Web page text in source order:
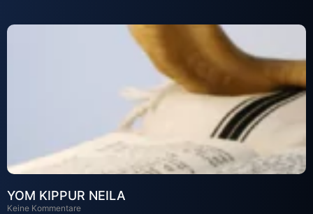
YOM KIPPUR NEILA
Keine Kommentare